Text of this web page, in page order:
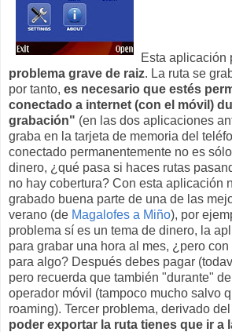
Esta aplicación
problema grave de raiz. La ruta se
por tanto, es necesario que estés
conectado a internet (con el móvil)
grabación" (en las dos aplicaciones
graba en la tarjeta de memoria del
conectado permanentemente no es
dinero, ¿qué pasa si haces rutas
no hay cobertura? Con esta aplicación
grabado buena parte de una de las
verano (de Magalofes a Miño), por
problema sí es un tema de dinero, la
para grabar una hora al mes, ¿pero
para algo? Después debes pagar
pero recuerda que también "durante"
operador móvil (tampoco mucho salvo
roaming). Tercer problema, derivado
poder exportar la ruta tienes que ir a